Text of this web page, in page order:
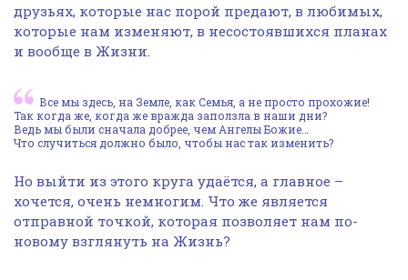
друзьях, которые нас порой предают, в любимых,
которые нам изменяют, в несостоявшихся планах
и вообще в Жизни.
Все мы здесь, на Земле, как Семья, а не просто прохожие!
Так когда же, когда же вражда заползла в наши дни?
Ведь мы были сначала добрее, чем Ангелы Божие…
Что случиться должно было, чтобы нас так изменить?
Но выйти из этого круга удаётся, а главное –
хочется, очень немногим. Что же является
отправной точкой, которая позволяет нам по-
новому взглянуть на Жизнь?